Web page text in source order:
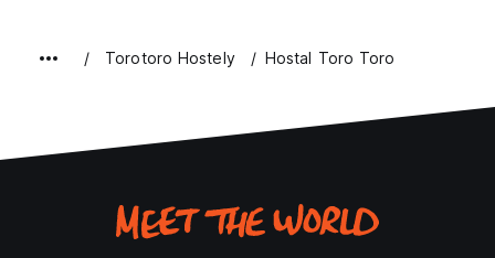
Torotoro Hostely Hostal Toro Toro